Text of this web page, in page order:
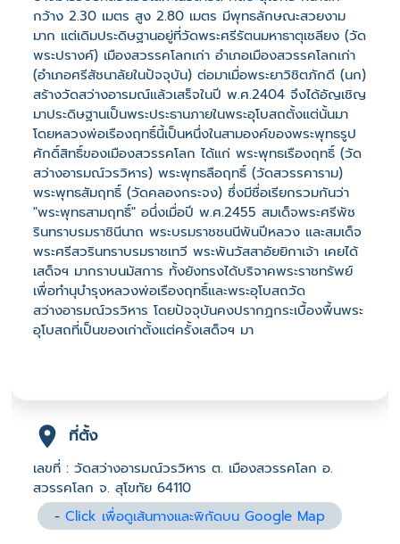
กว้าง 2.30 เมตร สูง 2.80 เมตร มีพุทธลักษณะสวยงาม
มาก แต่เดิมประดิษฐานอยู่ที่วัดพระศรีรัตนมหาธาตุเชลียง (วัด
พระปรางค์) เมืองสวรรคโลกเก่า อำเภอเมืองสวรรคโลกเก่า
(อำเภอศรีสัชนาลัยในปัจจุบัน) ต่อมาเมื่อพระยาวิชิตภักดี (นก)
สร้างวัดสว่างอารมณ์แล้วเสร็จในปี พ.ศ.2404 จึงได้อัญเชิญ
มาประดิษฐานเป็นพระประธานภายในพระอุโบสถตั้งแต่นั้นมา
โดยหลวงพ่อเรืองฤทธิ์นี้เป็นหนึ่งในสามองค์ของพระพุทธรูป
ศักดิ์สิทธิ์ของเมืองสวรรคโลก ได้แก่ พระพุทธเรืองฤทธิ์ (วัด
สว่างอารมณ์วรวิหาร) พระพุทธลือฤทธิ์ (วัดสวรรคาราม)
พระพุทธสัมฤทธิ์ (วัดคลองกระจง) ซึ่งมีชื่อเรียกรวมกันว่า
"พระพุทธสามฤทธิ์" อนึ่งเมื่อปี พ.ศ.2455 สมเด็จพระศรีพัช
รินทราบรมราชินีนาถ พระบรมราชชนนีพันปีหลวง และสมเด็จ
พระศรีสวรินทราบรมราชเทวี พระพันวัสสาอัยยิกาเจ้า เคยได้
เสด็จฯ มากราบนมัสการ ทั้งยังทรงได้บริจาคพระราชทรัพย์
เพื่อทำนุบำรุงหลวงพ่อเรืองฤทธิ์และพระอุโบสถวัด
สว่างอารมณ์วรวิหาร โดยปัจจุบันคงปรากฏกระเบื้องพื้นพระ
อุโบสถที่เป็นของเก่าตั้งแต่ครั้งเสด็จฯ มา
ที่ตั้ง
เลขที่ : วัดสว่างอารมณ์วรวิหาร ต. เมืองสวรรคโลก อ.
สวรรคโลก จ. สุโขทัย 64110
-Click เพื่อดูเส้นทางและพิกัดบน Google Map